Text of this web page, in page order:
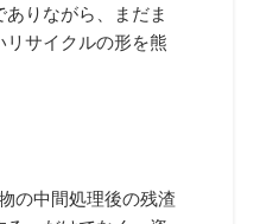
りながら、まだま
サイクルの形を熊
の中間処理後の残渣